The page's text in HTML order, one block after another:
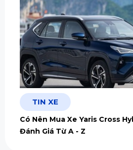
TIN XE
Có Nên Mua Xe Yaris Cross
Đánh Giá Từ A - Z